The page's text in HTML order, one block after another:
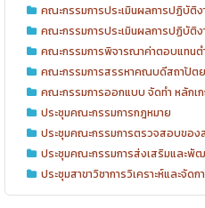
คณะกรรมการประเมินผลการปฏิบัติ
คณะกรรมการประเมินผลการปฏิบั
คณะกรรมการพิจารณาค่าตอบแทนต
คณะกรรมการสรรหาคณบดีสถาปัต
คณะกรรมการออกแบบ จัดทำ หลักเ
ประชุมคณะกรรมการกฎหมาย
ประชุมคณะกรรมการตรวจสอบของ
ประชุมคณะกรรมการส่งเสริมและพัฒ
ประชุมสาขาวิชาการวิเคราะห์และจัด